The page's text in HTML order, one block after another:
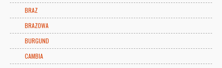
BRAZ
BRAZOWA
BURGUND
CAMBIA